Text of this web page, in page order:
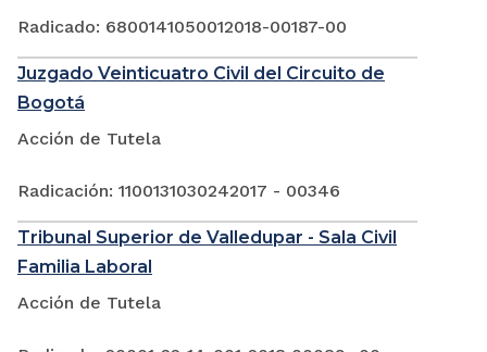
Radicado: 6800141050012018-00187-00
Juzgado Veinticuatro Civil del Circuito de
Bogotá
Acción de Tutela
Radicación: 1100131030242017 - 00346
Tribunal Superior de Valledupar - Sala Civil
Familia Laboral
Acción de Tutela